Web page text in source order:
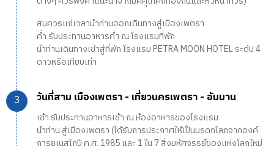
สมควรแก่เวลานำท่านออกเดินทางสู่เมืองเพตรา
ค่ำ รับประทานอาหารค่ำ ณ โรงแรมที่พัก
นำท่านเดินทางเข้าสู่ที่พัก โรงแรม PETRA MOON HOTEL ระดับ 4
ดาวหรือเทียบเท่า
วันที่สาม เมืองเพตรา - เที่ยวนครเพตรา - อัมมาน
เช้า รับประทานอาหารเช้า ณ ห้องอาหารของโรงแรม
นำท่าน สู่เมืองเพตรา (ได้รับการประกาศให้เป็นมรดกโลกจากองค์